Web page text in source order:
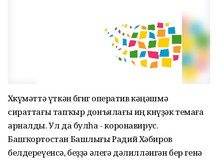
Хөкүмәттә үткән бөгөнгө оператив кәңәшмә
сираттағы тапҡыр донъялағы иң көнүҙәк темаға
арналды. Ул да булһа - коронавирус.
Башҡортостан Башлығы Радий Хәбиров
белдереүенсә, беҙҙә әлегә дәлилләнгән бер генә